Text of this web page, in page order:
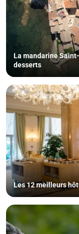
La mandarine
desserts
Les 12 meilleurs